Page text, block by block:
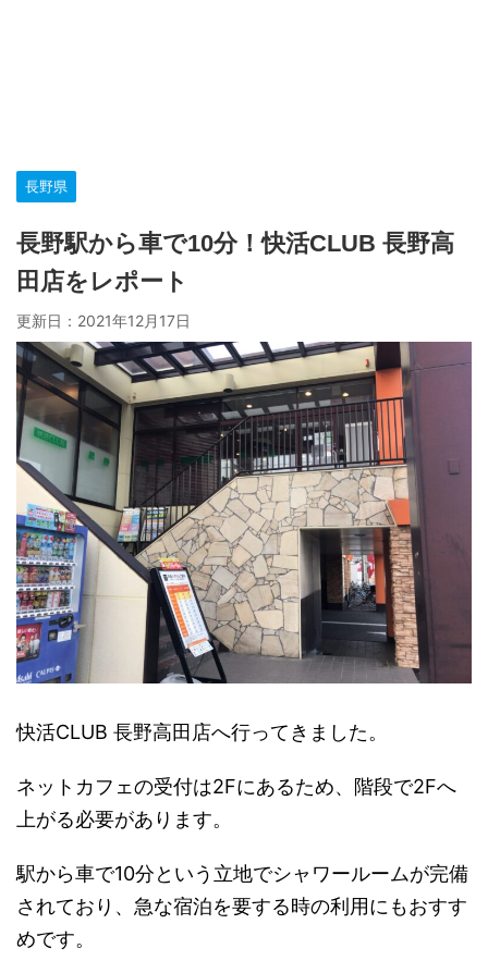
長野県
長野駅から車で10分！快活CLUB 長野高
田店をレポート
更新日： 2021年12月17日
快活CLUB 長野高田店へ行ってきました。
ネットカフェの受付は2Fにあるため、階段で2Fへ
上がる必要があります。
駅から車で10分という立地でシャワールームが完備
されており、急な宿泊を要する時の利用にもおすす
めです。